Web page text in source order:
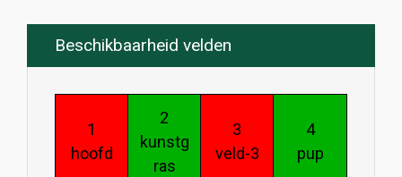
Beschikbaarheid velden
1
hoofd
2
kunstg
ras
3
veld-3
4
pup